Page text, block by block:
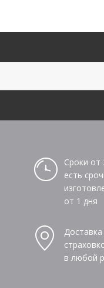
Сроки от
есть
от 1 дня
Доставка
в любой